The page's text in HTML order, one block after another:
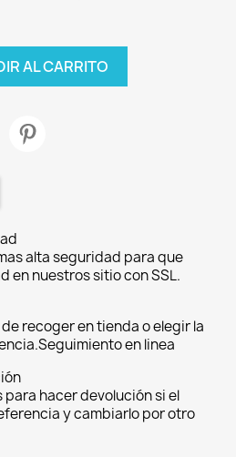
AL CARRITO
alta seguridad para que
en nuestros sitio con SSL.
recoger en tienda o elegir la
en linea
para hacer devolución si el
y cambiarlo por otro